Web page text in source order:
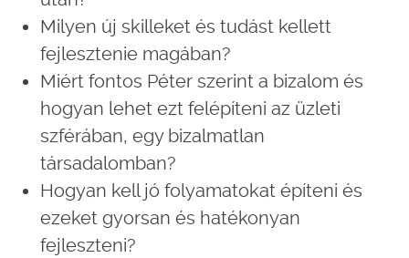
Milyen új skilleket és tudást kellett
fejlesztenie magában?
Miért fontos Péter szerint a bizalom és
hogyan lehet ezt felépíteni az üzleti
szférában, egy bizalmatlan
társadalomban?
Hogyan kell jó folyamatokat építeni és
ezeket gyorsan és hatékonyan
fejleszteni?